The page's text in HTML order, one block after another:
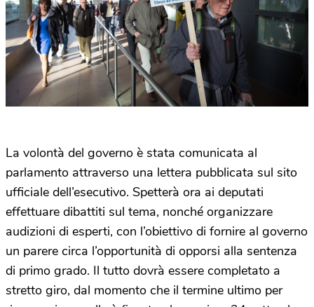
La volontà del governo è stata comunicata al
parlamento attraverso una lettera pubblicata sul sito
ufficiale dell’esecutivo. Spetterà ora ai deputati
effettuare dibattiti sul tema, nonché organizzare
audizioni di esperti, con l’obiettivo di fornire al governo
un parere circa l’opportunità di opporsi alla sentenza
di primo grado. Il tutto dovrà essere completato a
stretto giro, dal momento che il termine ultimo per